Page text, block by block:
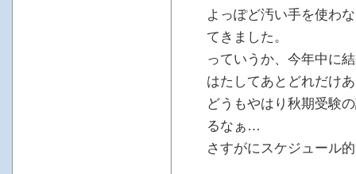
よっぽど汚い手を使わ
てきました。
っていうか、今年中に
はたしてあとどれだけ
どうもやはり秋期受験
るなぁ…
さすがにスケジュール